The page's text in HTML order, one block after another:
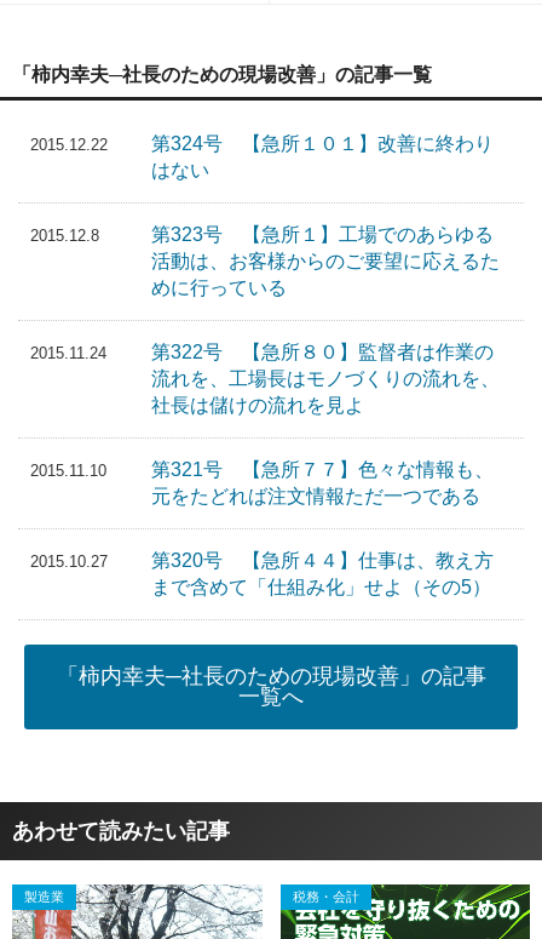
「柿内幸夫─社長のための現場改善」の記事一覧
2015.12.22
第324号 【急所１０１】改善に終わり
はない
2015.12.8
第323号 【急所１】工場でのあらゆる
活動は、お客様からのご要望に応えるた
めに行っている
2015.11.24
第322号 【急所８０】監督者は作業の
流れを、工場長はモノづくりの流れを、
社長は儲けの流れを見よ
2015.11.10
第321号 【急所７７】色々な情報も、
元をたどれば注文情報ただ一つである
2015.10.27
第320号 【急所４４】仕事は、教え方
まで含めて「仕組み化」せよ（その5）
「柿内幸夫─社長のための現場改善」の記事
一覧へ
あわせて読みたい記事
製造業 税務・会計